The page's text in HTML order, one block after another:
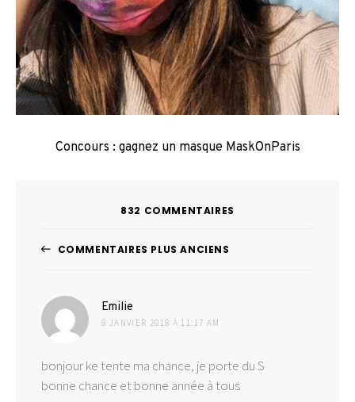
Concours : gagnez un masque MaskOnParis
832 COMMENTAIRES
Navigation
les
commentaires
COMMENTAIRES PLUS ANCIENS
Emilie
8 JANVIER 2018 À 11:17 AM
bonjour ke tente ma chance, je porte du S
bonne chance et bonne année à tous